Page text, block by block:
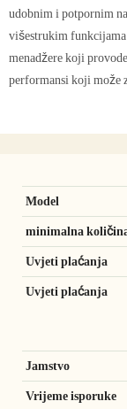
udobnim i potpornim
višestrukim
menadžere koji
performansi koji može
Model
minimalna
Uvjeti plaćanja
Uvjeti plaćanja
Jamstvo
Vrijeme isporuke